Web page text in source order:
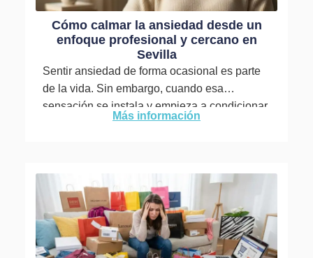
Cómo calmar la ansiedad desde un
enfoque profesional y cercano en
Sevilla
Sentir ansiedad de forma ocasional es parte
de la vida. Sin embargo, cuando esa
sensación se instala y empieza a condicionar
Más información